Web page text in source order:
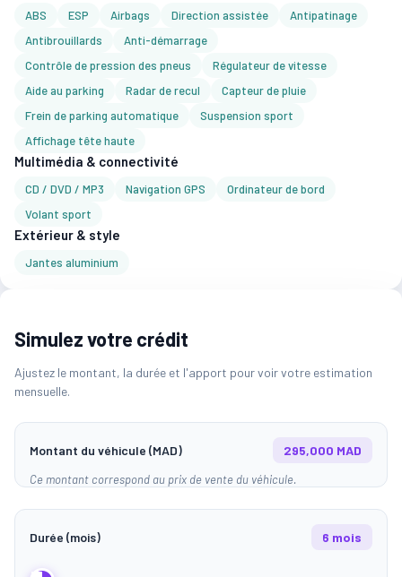
ABS ESP Airbags Direction assistée
Antipatinage
Antibrouillards
Anti-démarrage
Contrôle de pression des pneus
Régulateur de vitesse
Aide au parking
Radar de recul
Capteur de pluie
Frein de parking automatique
Suspension sport
Affichage tête haute
Multimédia & connectivité
CD / DVD / MP3 Navigation GPS
Ordinateur de bord
Volant sport
Extérieur & style
Jantes aluminium
Simulez votre crédit
Ajustez le montant, la durée et l'apport pour voir votre estimation
mensuelle.
Montant du véhicule (MAD) 295,000 MAD
Ce montant correspond au prix de vente du véhicule.
Durée (mois) 6 mois